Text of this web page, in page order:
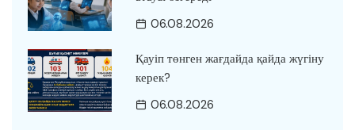
06.08.2026
Қауіп төнген жағдайда қайда жүгіну
керек?
06.08.2026